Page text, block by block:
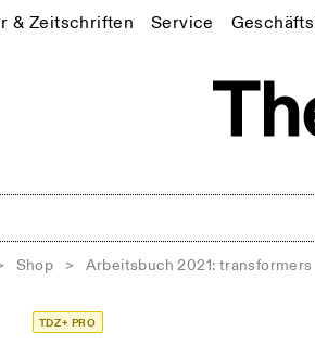
& Zeitschriften Service
Shop > Arbeitsbuch 2021: transformers
TDZ+ PRO